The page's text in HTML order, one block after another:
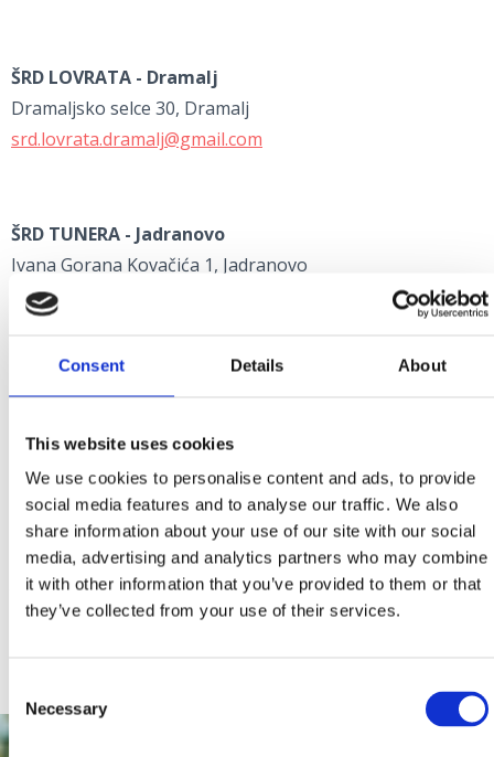
Consent Details About
This website uses cookies
We use cookies to personalise content and ads, to provide
social media features and to analyse our traffic. We also
share information about your use of our site with our social
media, advertising and analytics partners who may combine
it with other information that you’ve provided to them or that
they’ve collected from your use of their services.
Selection
Necessary
ŠRD LOVRATA - Dramalj
Dramaljsko selce 30, Dramalj
srd.lovrata.dramalj@gmail.com
ŠRD TUNERA - Jadranovo
Ivana Gorana Kovačića 1, Jadranovo
ŠRK OSLIĆ - Selce
Šetalište Ivana Jeličića 9, Selce
FISHING WITH WORLD CHAMPION MAURO LUKŠIĆ
Jadranovo
+385 99 334 0427